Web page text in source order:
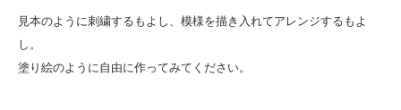
見本のように刺繍するもよし、模様を描き入れてアレンジするもよ
し。
塗り絵のように自由に作ってみてください。